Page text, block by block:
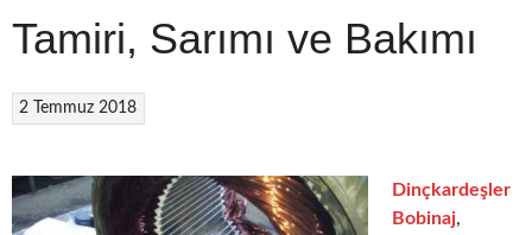
Tamiri, Sarımı ve Bakımı
2 Temmuz 2018
Dinçkardeşler
Bobinaj,